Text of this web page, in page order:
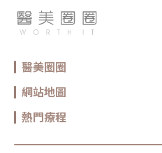
醫美圈圈
網站地圖
熱門療程